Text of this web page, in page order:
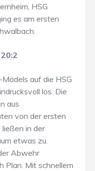
HSG
es am ersten
auf die HSG
los. Die
aus
von der ersten
in der
etwas zu.
Abwehr
Plan. Mit schnellem